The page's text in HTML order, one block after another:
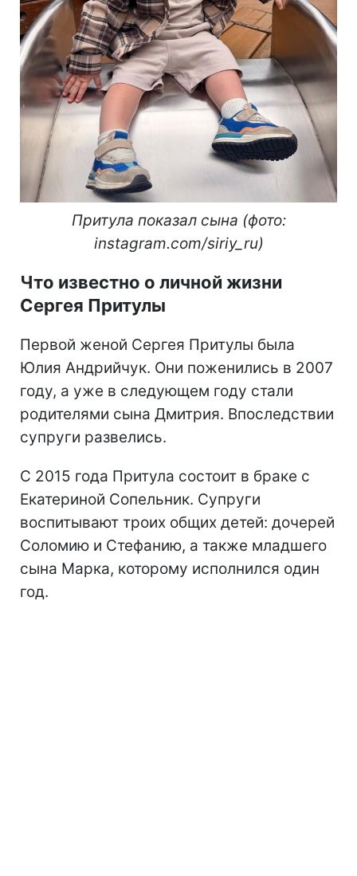
Притула показал сына (фото:
instagram.com/siriy_ru)
Что известно о личной жизни
Сергея Притулы
Первой женой Сергея Притулы была
Юлия Андрийчук. Они поженились в 2007
году, а уже в следующем году стали
родителями сына Дмитрия. Впоследствии
супруги развелись.
С 2015 года Притула состоит в браке с
Екатериной Сопельник. Супруги
воспитывают троих общих детей: дочерей
Соломию и Стефанию, а также младшего
сына Марка, которому исполнился один
год.